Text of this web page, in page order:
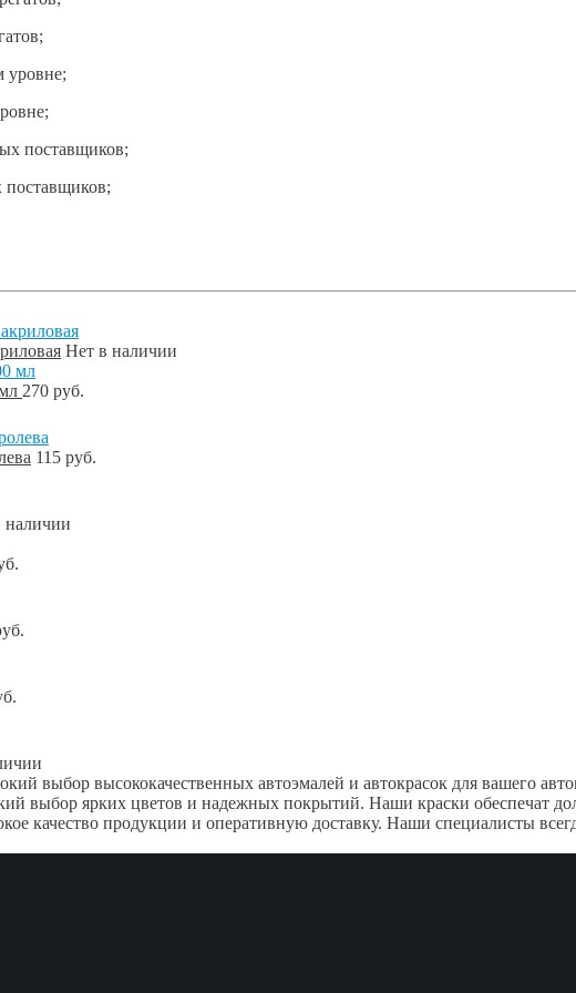
поставщиков;
Нет в наличии
270 руб.
115 руб.
наличии
выбор высококачественных автоэмалей и автокрасок для вашего
выбор ярких цветов и надежных покрытий. Наши краски обеспечат
качество продукции и оперативную доставку. Наши специалисты